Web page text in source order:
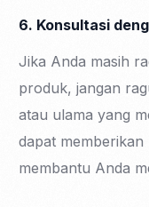
6. Konsultasi
Jika Anda masih
produk, jangan
atau ulama yang
dapat
membantu Anda